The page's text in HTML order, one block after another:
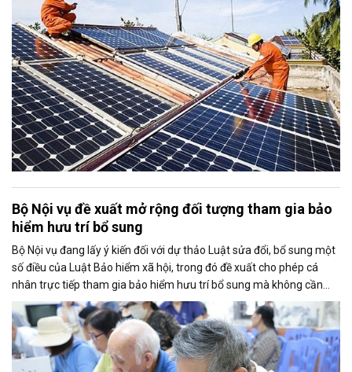
vào nguồn điện sạch.
Bộ Nội vụ đề xuất mở rộng đối tượng tham gia bảo
hiểm hưu trí bổ sung
Bộ Nội vụ đang lấy ý kiến đối với dự thảo Luật sửa đổi, bổ sung một
số điều của Luật Bảo hiểm xã hội, trong đó đề xuất cho phép cá
nhân trực tiếp tham gia bảo hiểm hưu trí bổ sung mà không cần
thông qua người sử dụng lao động. Dự thảo cũng điều chỉnh cách
tính thời gian đóng bảo hiểm xã hội nhằm bảo đảm quyền lợi cho
người tham gia.